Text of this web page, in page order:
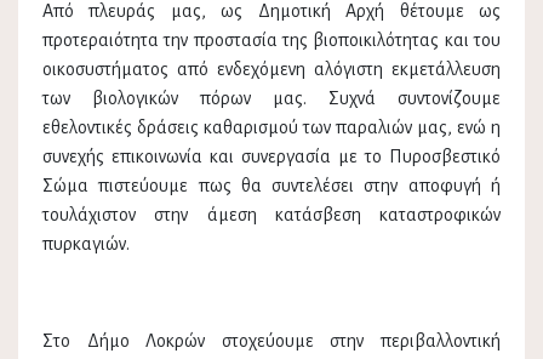
Από πλευράς μας, ως Δημοτική Αρχή θέτουμε ως
προτεραιότητα την προστασία της βιοποικιλότητας και του
οικοσυστήματος από ενδεχόμενη αλόγιστη εκμετάλλευση
των βιολογικών πόρων μας. Συχνά συντονίζουμε
εθελοντικές δράσεις καθαρισμού των παραλιών μας, ενώ η
συνεχής επικοινωνία και συνεργασία με το Πυροσβεστικό
Σώμα πιστεύουμε πως θα συντελέσει στην αποφυγή ή
τουλάχιστον στην άμεση κατάσβεση καταστροφικών
πυρκαγιών.
Στο Δήμο Λοκρών στοχεύουμε στην περιβαλλοντική